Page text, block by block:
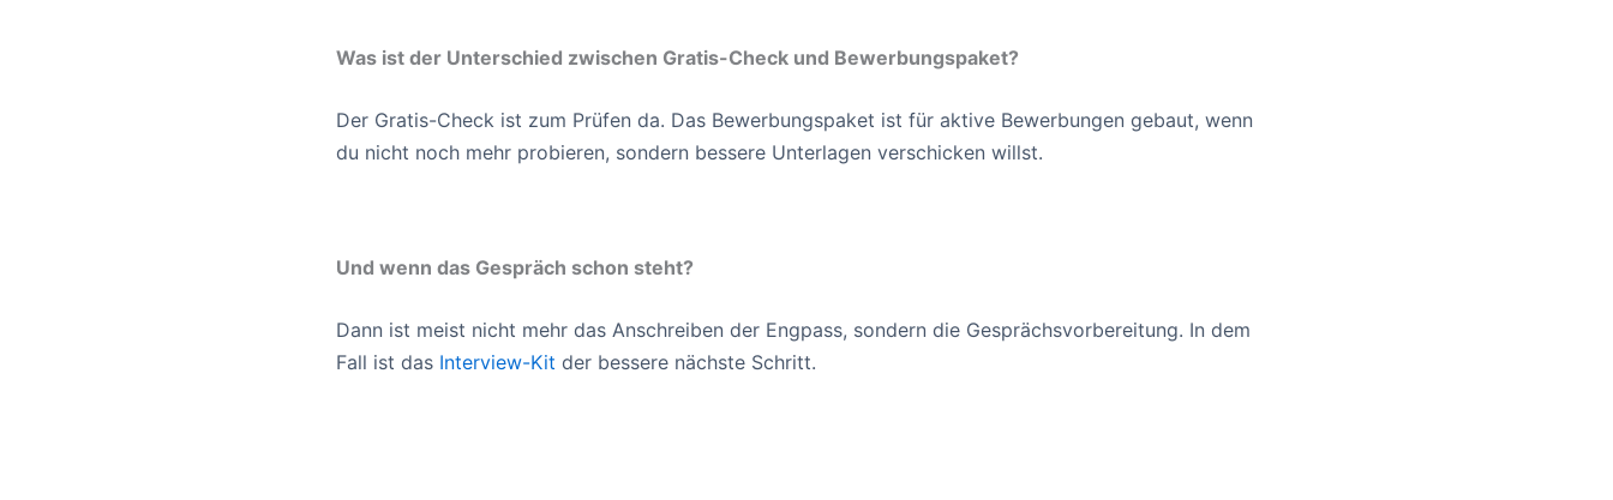
Was ist der Unterschied zwischen Gratis-Check und Bewerbungspaket?
Der Gratis-Check ist zum Prüfen da. Das Bewerbungspaket ist für aktive Bewerbungen gebaut, wenn
du nicht noch mehr probieren, sondern bessere Unterlagen verschicken willst.
Und wenn das Gespräch schon steht?
Dann ist meist nicht mehr das Anschreiben der Engpass, sondern die Gesprächsvorbereitung. In dem
Fall ist das Interview-Kit der bessere nächste Schritt.